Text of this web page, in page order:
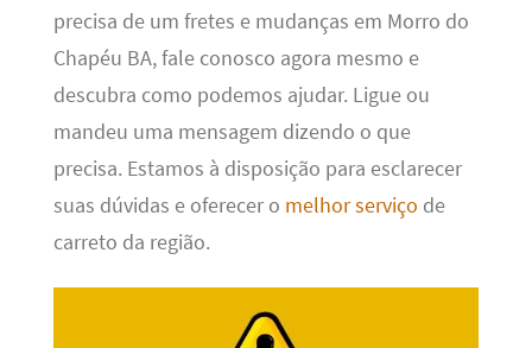
precisa de um fretes e mudanças em Morro do
Chapéu BA, fale conosco agora mesmo e
descubra como podemos ajudar. Ligue ou
mandeu uma mensagem dizendo o que
precisa. Estamos à disposição para esclarecer
suas dúvidas e oferecer o melhor serviço de
carreto da região.